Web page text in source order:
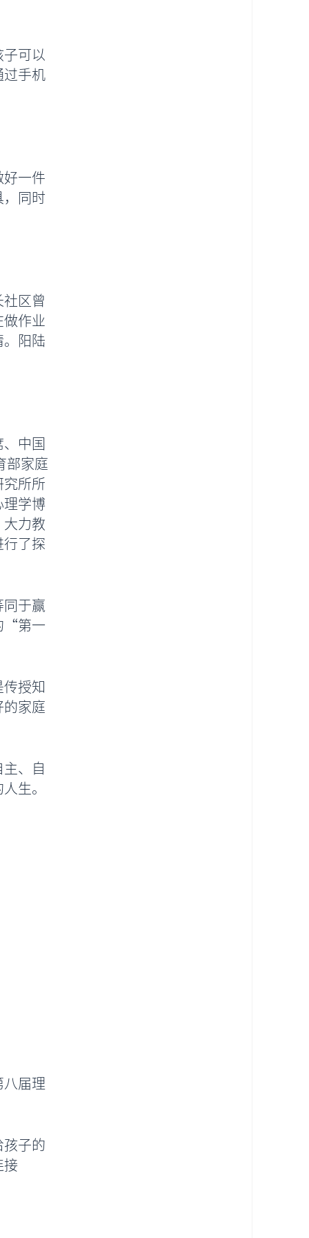
可以
手机
一件
同时
区曾
作业
阳陆
中国
部家庭
所所
学博
力教
了探
于赢
“第一
授知
家庭
、自
生。
届理
子的
接